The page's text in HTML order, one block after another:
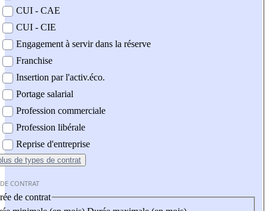
CUI - CAE
CUI - CIE
Engagement à servir dans la réserve
Franchise
Insertion par l'activ.éco.
Portage salarial
Profession commerciale
Profession libérale
Reprise d'entreprise
de types de contrat
CONTRAT
de contrat